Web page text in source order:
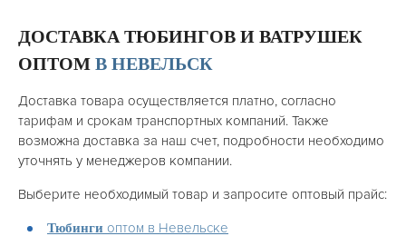
ДОСТАВКА ТЮБИНГОВ И ВАТРУШЕК
ОПТОМ В НЕВЕЛЬСК
Доставка товара осуществляется платно, согласно
тарифам и срокам транспортных компаний. Также
возможна доставка за наш счет, подробности необходимо
уточнять у менеджеров компании.
Выберите необходимый товар и запросите оптовый прайс:
Тюбинги оптом в Невельске